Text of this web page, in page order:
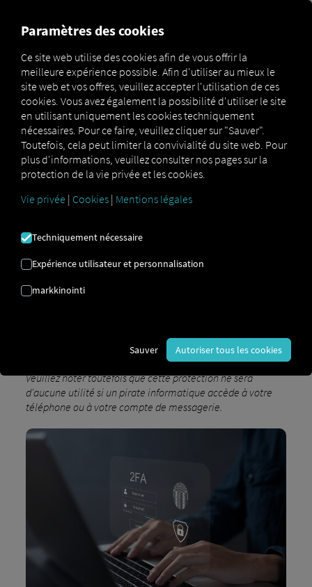
Glossar Zwei-Faktor-Authentifizierung
AUTHENTIFICATION
À DEUX FACTEURS
Le RIO La plateforme proposeune authentification à
renforcer la sécurité de votre connexion. Cette couche
de sécurité supplémentaire garantit que seuls les
utilisateurs autorisés ont accès à votre compte.
En plus de votre mot de passe, vous devrez saisir un
contre les menaces potentielles.
Veuillez noter toutefois que cette protection ne sera
d'aucune utilité si un pirate informatique accède à votre
téléphone ou à votre compte de messagerie.
Paramètres des cookies
Ce site web utilise des cookies afin de vous offrir la
meilleure expérience possible. Afin d'utiliser au mieux le
site web et vos offres, veuillez accepter l'utilisation de ces
cookies. Vous avez également la possibilité d'utiliser le site
en utilisant uniquement les cookies techniquement
nécessaires. Pour ce faire, veuillez cliquer sur "Sauver".
Toutefois, cela peut limiter la convivialité du site web. Pour
plus d'informations, veuillez consulter nos pages sur la
protection de la vie privée et les cookies.
Vie privée | Cookies | Mentions légales
Techniquement nécessaire
Expérience utilisateur et personnalisation
markkinointi
Sauver Autoriser tous les cookies